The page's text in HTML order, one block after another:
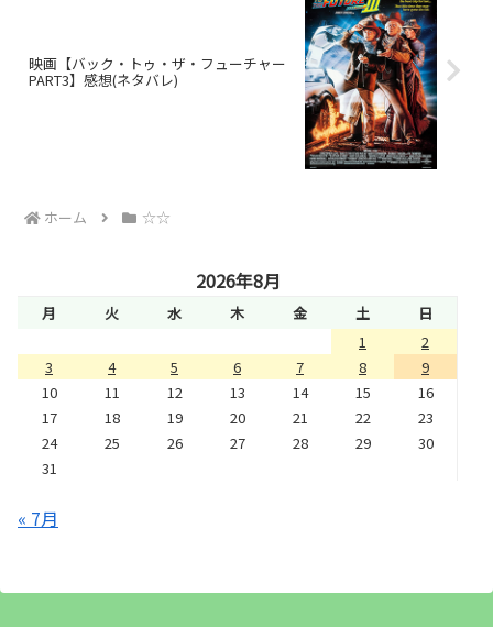
映画【バック・トゥ・ザ・フューチャー
PART3】感想(ネタバレ)
ホーム ☆☆
2026年8月
月 火 水 木 金 土
日
1
2
3
4 5 6 7 8
9
10
11 12 13 14 15
16
17
18 19 20 21 22
23
24
25 26 27 28 29
30
31
« 7月